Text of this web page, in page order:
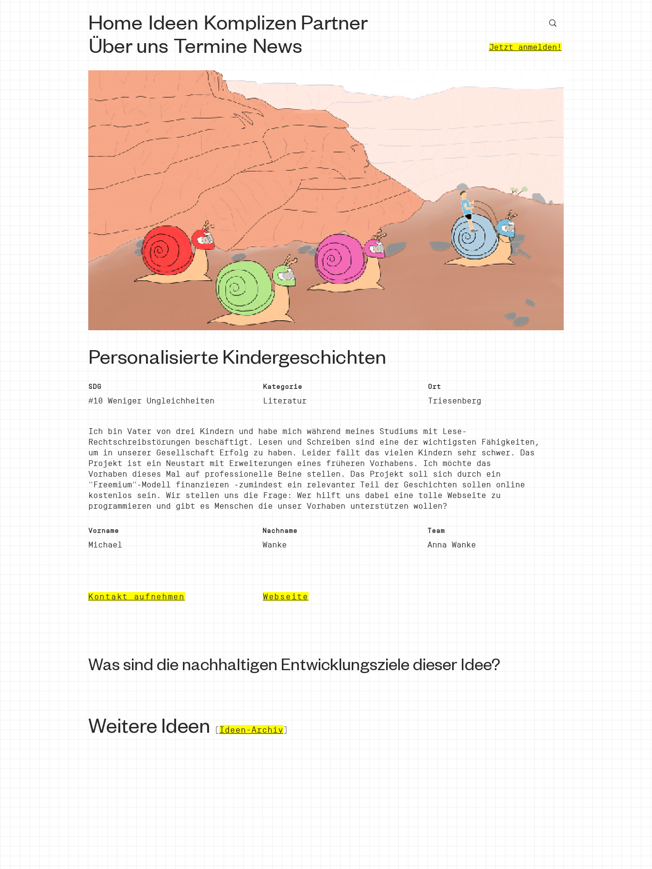
Home Ideen Komplizen Partner
Über uns Termine News Jetzt anmelden!
Personalisierte Kindergeschichten
SDG
#10 Weniger Ungleichheiten
Kategorie
Literatur
Ort
Triesenberg
Ich bin Vater von drei Kindern und habe mich während meines Studiums mit Lese-
Rechtschreibstörungen beschäftigt. Lesen und Schreiben sind eine der wichtigsten Fähigkeiten,
um in unserer Gesellschaft Erfolg zu haben. Leider fällt das vielen Kindern sehr schwer. Das
Projekt ist ein Neustart mit Erweiterungen eines früheren Vorhabens. Ich möchte das
Vorhaben dieses Mal auf professionelle Beine stellen. Das Projekt soll sich durch ein
"Freemium"-Modell finanzieren -zumindest ein relevanter Teil der Geschichten sollen online
kostenlos sein. Wir stellen uns die Frage: Wer hilft uns dabei eine tolle Webseite zu
programmieren und gibt es Menschen die unser Vorhaben unterstützen wollen?
Vorname
Michael
Nachname
Wanke
Team
Anna Wanke
Kontakt aufnehmen Webseite
Was sind die nachhaltigen Entwicklungsziele dieser Idee?
Weitere Ideen (Ideen-Archiv)